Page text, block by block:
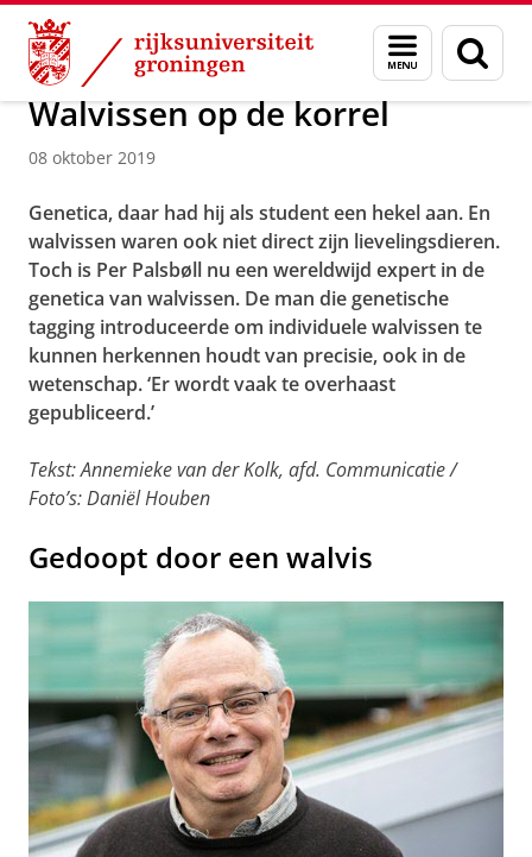
Skip
Content
Skip
Navigation
Menu
en
zoeken
Over ons Actueel Nieuws Nieuwsberichten
Walvissen op de korrel
08 oktober 2019
Genetica, daar had hij als student een hekel aan. En
walvissen waren ook niet direct zijn lievelingsdieren.
Toch is Per Palsbøll nu een wereldwijd expert in de
genetica van walvissen. De man die genetische
tagging introduceerde om individuele walvissen te
kunnen herkennen houdt van precisie, ook in de
wetenschap. ‘Er wordt vaak te overhaast
gepubliceerd.’
Tekst: Annemieke van der Kolk, afd. Communicatie /
Foto’s: Daniël Houben
Gedoopt door een walvis